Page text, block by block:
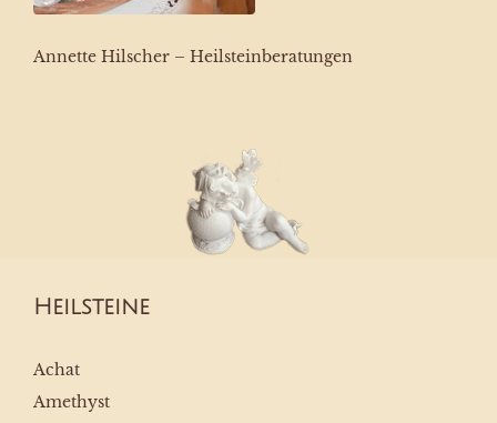
Annette Hilscher – Heilsteinberatungen
Heilsteine
Achat
Amethyst